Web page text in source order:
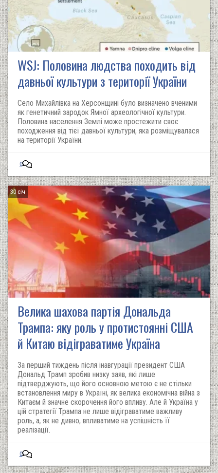
WSJ: Половина людства походить від
давньої культури з території України
Село Михайлівка на Херсонщині було визначено вченими
як генетичний зародок Ямної археологічної культури.
Половина населення Землі може простежити своє
походження від тієї давньої культури, яка розміщувалася
на території України.
0
30 січ
Велика шахова партія Дональда
Трампа: яку роль у протистоянні США
й Китаю відіграватиме Україна
За перший тиждень після інавгурації президент США
Дональд Трамп зробив низку заяв, які лише
підтверджують, що його основною метою є не стільки
встановлення миру в Україні, як велика економічна війна з
Китаєм й значне скорочення його впливу. Але й Україна у
цій стратегії Трампа не лише відіграватиме важливу
роль, а, як не дивно, впливатиме на успішність її
реалізації.
0